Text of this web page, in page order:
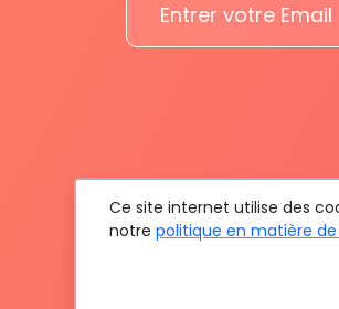
Ce site internet utilise des
notrepolitique en matière de